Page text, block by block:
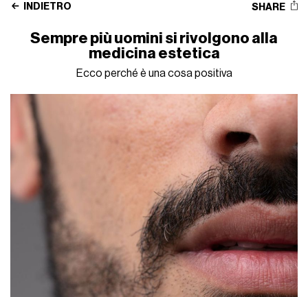
INDIETRO SHARE
Sempre più uomini si rivolgono alla
medicina estetica
Ecco perché è una cosa positiva